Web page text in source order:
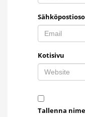
Kotisivu
Tallenna